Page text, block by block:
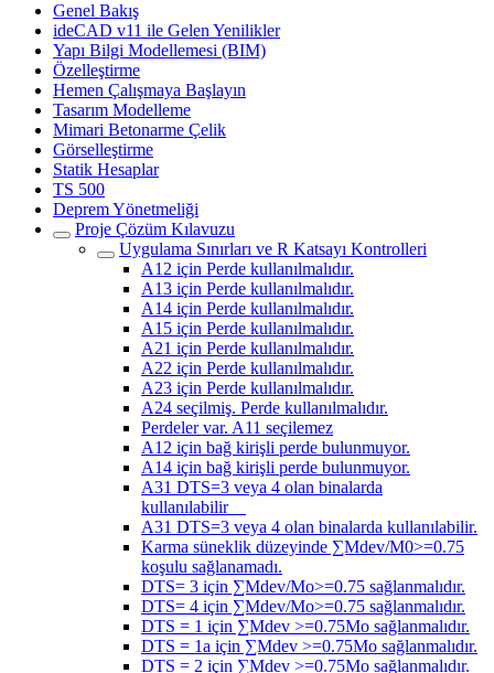
Genel Bakış
ideCAD v11 ile Gelen Yenilikler
Yapı Bilgi Modellemesi (BIM)
Özelleştirme
Hemen Çalışmaya Başlayın
Tasarım Modelleme
Mimari Betonarme Çelik
Görselleştirme
Statik Hesaplar
TS 500
Deprem Yönetmeliği
Proje Çözüm Kılavuzu
Uygulama Sınırları ve R Katsayı Kontrolleri
A12 için Perde kullanılmalıdır.
A13 için Perde kullanılmalıdır.
A14 için Perde kullanılmalıdır.
A15 için Perde kullanılmalıdır.
A21 için Perde kullanılmalıdır.
A22 için Perde kullanılmalıdır.
A23 için Perde kullanılmalıdır.
A24 seçilmiş. Perde kullanılmalıdır.
Perdeler var. A11 seçilemez
A12 için bağ kirişli perde bulunmuyor.
A14 için bağ kirişli perde bulunmuyor.
A31 DTS=3 veya 4 olan binalarda
kullanılabilir
A31 DTS=3 veya 4 olan binalarda kullanılabilir.
Karma süneklik düzeyinde ∑Mdev/M0>=0.75
koşulu sağlanamadı.
DTS= 3 için ∑Mdev/Mo>=0.75 sağlanmalıdır.
DTS= 4 için ∑Mdev/Mo>=0.75 sağlanmalıdır.
DTS = 1 için ∑Mdev >=0.75Mo sağlanmalıdır.
DTS = 1a için ∑Mdev >=0.75Mo sağlanmalıdır.
DTS = 2 için ∑Mdev >=0.75Mo sağlanmalıdır.